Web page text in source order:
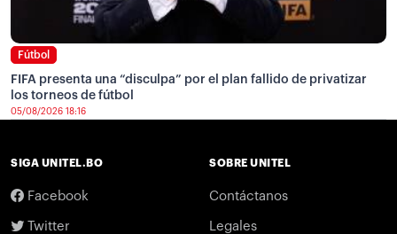
Fútbol
FIFA presenta una “disculpa” por el plan fallido de privatizar
los torneos de fútbol
05/08/2026 18:16
SIGA UNITEL.BO
Facebook
Twitter
SOBRE UNITEL
Contáctanos
Legales